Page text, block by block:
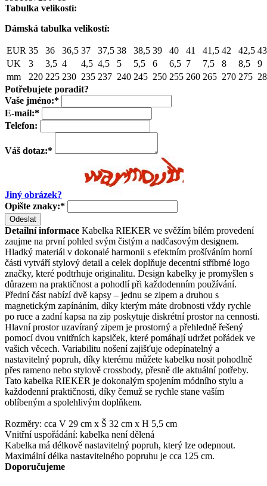
Tabulka velikostí:
Dámská tabulka velikostí:
EUR 35 36 36,5 37 37,5 38 38,5 39 40 41 41,5 42 42,5 43
UK
3 3,5 4 4,5 4,5 5 5,5 6 6,5 7 7,5 8 8,5
9
mm
220 225 230 235 237 240 245 250 255 260 265 270 275
Potřebujete poradit?
Vaše jméno:*
E-mail:*
Telefon:
Váš dotaz:*
Jiný obrázek?
Opište znaky:*
Odeslat
Detailní informace Kabelka RIEKER ve svěžím bílém provedení
zaujme na první pohled svým čistým a nadčasovým designem.
Hladký materiál v dokonalé harmonii s efektním prošíváním horní
části vytváří stylový detail a celek doplňuje decentní stříbrné logo
značky, které podtrhuje originalitu. Design kabelky je promyšlen s
důrazem na praktičnost a pohodlí při každodenním používání.
Přední část nabízí dvě kapsy – jednu se zipem a druhou s
magnetickým zapínáním, díky kterým máte drobnosti vždy rychle
po ruce a zadní kapsa na zip poskytuje diskrétní prostor na cennosti.
Hlavní prostor uzavíraný zipem je prostorný a přehledně řešený
pomocí dvou vnitřních kapsiček, které pomáhají udržet pořádek ve
vašich věcech. Variabilitu nošení zajišťuje odepínatelný a
nastavitelný popruh, díky kterému můžete kabelku nosit pohodlně
přes rameno nebo stylově crossbody, přesně dle aktuální potřeby.
Tato kabelka RIEKER je dokonalým spojením módního stylu a
každodenní praktičnosti, díky čemuž se rychle stane vaším
oblíbeným a spolehlivým doplňkem.
Rozměry: cca V 29 cm x Š 32 cm x H 5,5 cm
Vnitřní uspořádání: kabelka není dělená
Kabelka má délkově nastavitelný popruh, který lze odepnout.
Maximální délka nastavitelného popruhu je cca 125 cm.
Doporučujeme